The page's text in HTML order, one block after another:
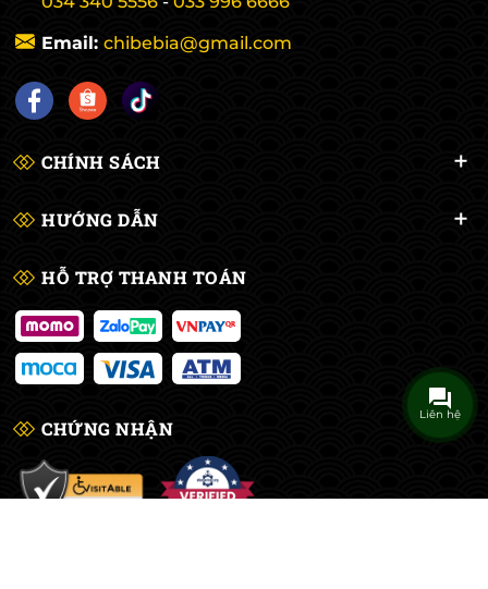
Email: chibebia@gmail.com
CHÍNH SÁCH
HƯỚNG DẪN
HỖ TRỢ THANH TOÁN
CHỨNG NHẬN
Liên hệ